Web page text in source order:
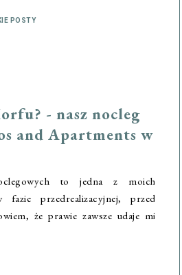
POSTY
- nasz nocleg
and Apartments w
to jedna z moich
przedrealizacyjnej, przed
że prawie zawsze udaje mi